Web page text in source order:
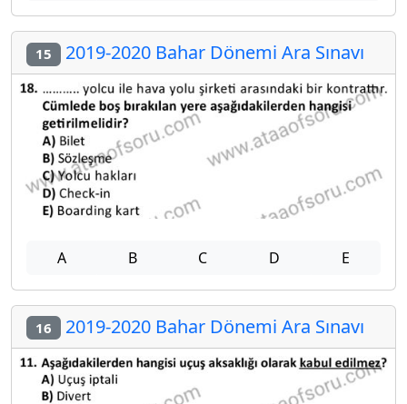
15 2019-2020 Bahar Dönemi Ara Sınavı
A B C D E
16 2019-2020 Bahar Dönemi Ara Sınavı